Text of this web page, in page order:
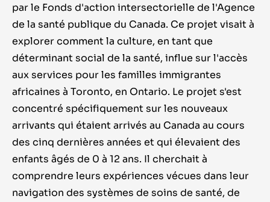
par le Fonds d'action intersectorielle de l'Agence
de la santé publique du Canada. Ce projet visait à
explorer comment la culture, en tant que
déterminant social de la santé, influe sur l'accès
aux services pour les familles immigrantes
africaines à Toronto, en Ontario. Le projet s'est
concentré spécifiquement sur les nouveaux
arrivants qui étaient arrivés au Canada au cours
des cinq dernières années et qui élevaient des
enfants âgés de 0 à 12 ans. Il cherchait à
comprendre leurs expériences vécues dans leur
navigation des systèmes de soins de santé, de